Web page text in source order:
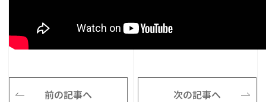
前の記事へ 次の記事へ